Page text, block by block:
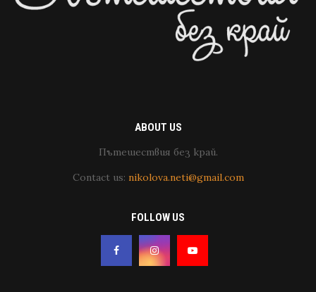
ABOUT US
Пътешествия без край.
Contact us: nikolova.neti@gmail.com
FOLLOW US